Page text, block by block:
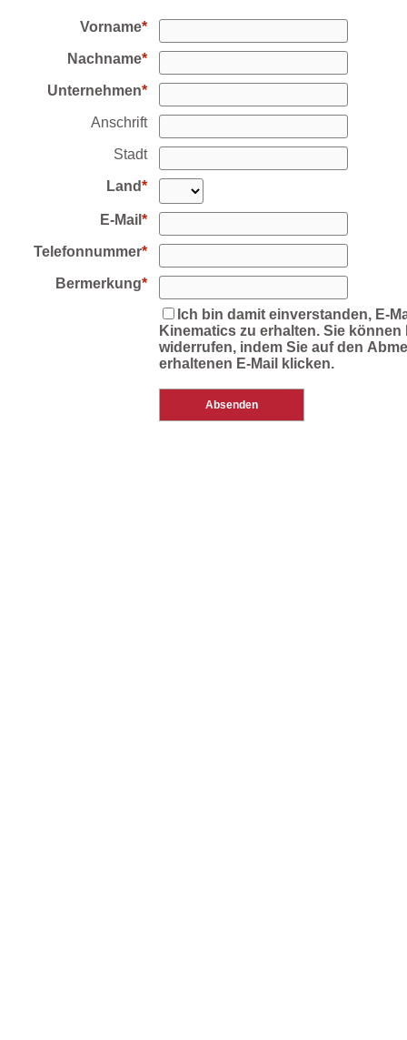
Vorname
Nachname
Unternehmen
Anschrift
Stadt
Land
E-Mail
Telefonnummer
Bermerkung
Ich bin damit einverstanden, E-
Kinematics zu erhalten. Sie
widerrufen, indem Sie auf den
erhaltenen E-Mail klicken.